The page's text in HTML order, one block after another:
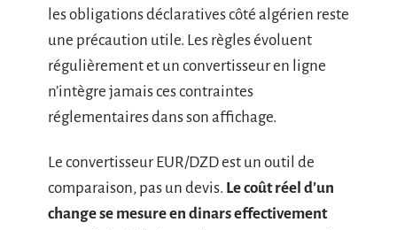
les obligations déclaratives côté algérien reste
une précaution utile. Les règles évoluent
régulièrement et un convertisseur en ligne
n’intègre jamais ces contraintes
réglementaires dans son affichage.
Le convertisseur EUR/DZD est un outil de
comparaison, pas un devis. Le coût réel d’un
change se mesure en dinars effectivement